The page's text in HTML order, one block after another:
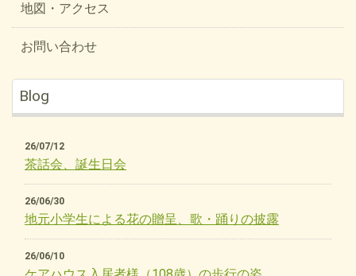
地図・アクセス
お問い合わせ
Blog
26/07/12
茶話会、誕生日会
26/06/30
地元小学生による花の贈呈、歌・踊りの披露
26/06/10